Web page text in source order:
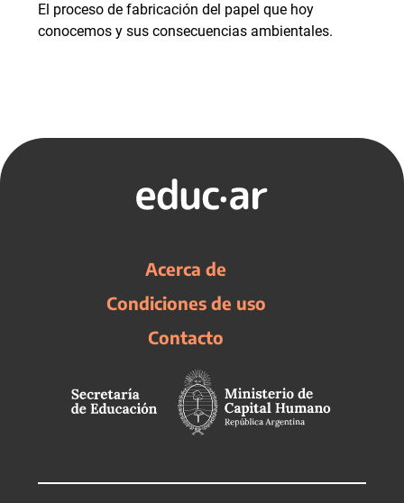
El proceso de fabricación del papel que hoy
conocemos y sus consecuencias ambientales.
Acerca de
Condiciones de uso
Contacto